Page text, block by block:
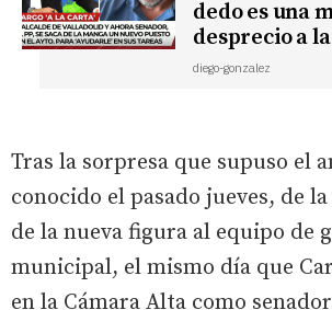
dedo es una
desprecio a
diego-gonzalez
Tras la sorpresa que supuso el
conocido el pasado jueves, de
de la nueva figura al equipo de
municipal, el mismo día que
en la Cámara Alta como